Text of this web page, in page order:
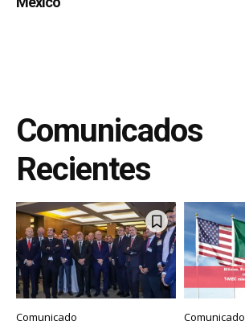
Comunicados
Recientes
Comunicado Comunicado